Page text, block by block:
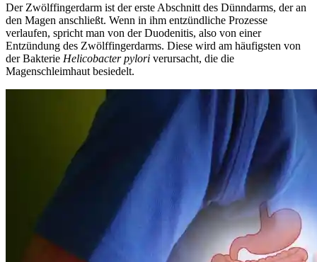
Der Zwölffingerdarm ist der erste Abschnitt des Dünndarms, der an
den Magen anschließt. Wenn in ihm entzündliche Prozesse
verlaufen, spricht man von der Duodenitis, also von einer
Entzündung des Zwölffingerdarms. Diese wird am häufigsten von
der Bakterie Helicobacter pylori verursacht, die die
Magenschleimhaut besiedelt.